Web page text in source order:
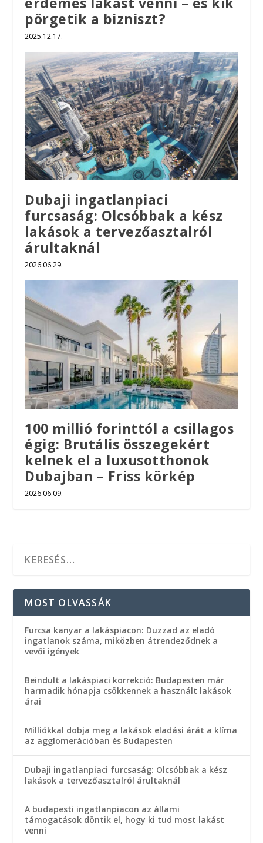
pörgetik a bizniszt?
2025.12.17.
Dubaji ingatlanpiaci
furcsaság: Olcsóbbak a kész
lakások a tervezőasztalról
árultaknál
2026.06.29.
100 millió forinttól a csillagos
égig: Brutális összegekért
kelnek el a luxusotthonok
Dubajban – Friss körkép
2026.06.09.
MOST OLVASSÁK
Furcsa kanyar a lakáspiacon: Duzzad az eladó
ingatlanok száma, miközben átrendeződnek a
vevői igények
Beindult a lakáspiaci korrekció: Budapesten már
harmadik hónapja csökkennek a használt lakások
árai
Milliókkal dobja meg a lakások eladási árát a klíma
az agglomerációban és Budapesten
Dubaji ingatlanpiaci furcsaság: Olcsóbbak a kész
lakások a tervezőasztalról árultaknál
A budapesti ingatlanpiacon az állami
támogatások döntik el, hogy ki tud most lakást
venni